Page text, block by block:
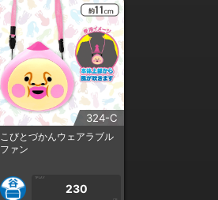
324-C
こびとづかんウェアラブル
ファン
1PLAY
230